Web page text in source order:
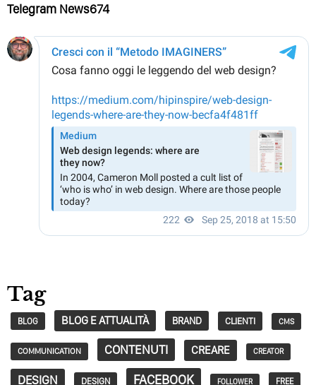
Telegram News674
Tag
BLOG BLOG E ATTUALITÀ BRAND CLIENTI CMS
COMMUNICATION CONTENUTI CREARE CREATOR
DESIGN DESIGN FACEBOOK FOLLOWER FREE